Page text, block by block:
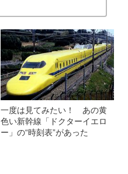
一度は見てみたい！ あの黄
色い新幹線「ドクターイエロ
ー」の“時刻表”があった